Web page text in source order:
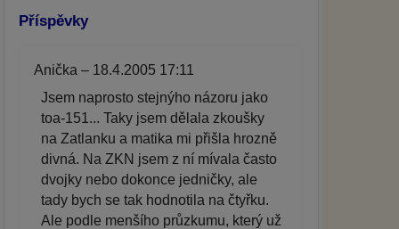
Příspěvky
Anička – 18.4.2005 17:11
Jsem naprosto stejnýho názoru jako
toa-151... Taky jsem dělala zkoušky
na Zatlanku a matika mi přišla hrozně
divná. Na ZKN jsem z ní mívala často
dvojky nebo dokonce jedničky, ale
tady bych se tak hodnotila na čtyřku.
Ale podle menšího průzkumu, který už